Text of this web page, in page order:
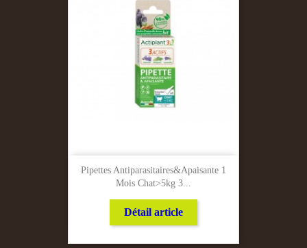
Pipettes Antiparasitaires&apaisante 1
Mois Chat>5kg 3...
Détail article